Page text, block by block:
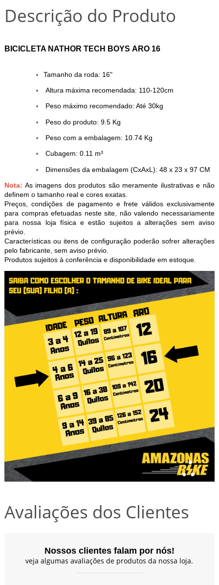
Descrição do Produto
BICICLETA NATHOR TECH BOYS ARO 16
Tamanho da roda: 16"
Altura máxima recomendada: 110-120cm
Peso máximo recomendado: Até 30kg
Peso do produto: 9.5 Kg
Peso com a embalagem: 10.74 Kg
Cubagem: 0.11 m³
Dimensões da embalagem (CxAxL): 48 x 23 x 97 CM
Nota: As imagens dos produtos são meramente ilustrativas e não
definem o tamanho real e cores exatas.
Preços, condições de pagamento e frete válidos exclusivamente
para compras efetuadas neste site, não valendo necessariamente
para nossa loja física e estão sujeitos a alterações sem aviso
prévio.
Características ou itens de configuração poderão sofrer alterações
pelo fabricante, sem aviso prévio.
Produtos sujeitos à conferência e disponibilidade em estoque.
Avaliações dos Clientes
Nossos clientes falam por nós!
veja algumas avaliações de produtos da nossa loja.